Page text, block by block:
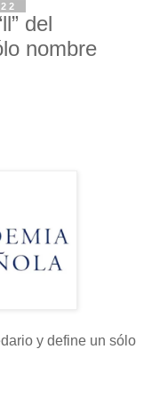
del
nombre
y define un sólo